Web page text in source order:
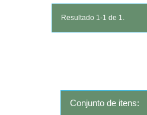
Resultado 1-1 de 1.
Conjunto de itens: